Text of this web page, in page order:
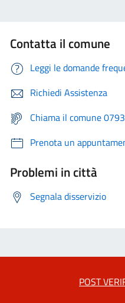
Contatta il comune
Leggi le domande
Richiedi Assistenza
Chiama il comune
Prenota un
Problemi in città
Segnala disservizio
POST